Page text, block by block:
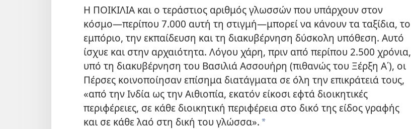
Η ΠΟΙΚΙΛΙΑ και ο τεράστιος αριθμός γλωσσών που υπάρχουν στον
κόσμο—περίπου 7.000 αυτή τη στιγμή—μπορεί να κάνουν τα ταξίδια, το
εμπόριο, την εκπαίδευση και τη διακυβέρνηση δύσκολη υπόθεση. Αυτό
ίσχυε και στην αρχαιότητα. Λόγου χάρη, πριν από περίπου 2.500 χρόνια,
υπό τη διακυβέρνηση του Βασιλιά Ασσουήρη (πιθανώς του Ξέρξη Α΄), οι
Πέρσες κοινοποίησαν επίσημα διατάγματα σε όλη την επικράτειά τους,
«από την Ινδία ως την Αιθιοπία, εκατόν είκοσι εφτά διοικητικές
περιφέρειες, σε κάθε διοικητική περιφέρεια στο δικό της είδος γραφής
και σε κάθε λαό στη δική του γλώσσα». a